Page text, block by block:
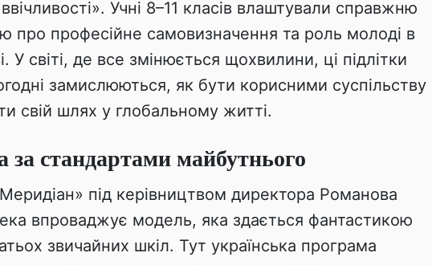
ввічливості». Учні 8–11 класів влаштували справжню
про професійне самовизначення та роль молоді в
У світі, де все змінюється щохвилини, ці підлітки
замислюються, як бути корисними суспільству
свій шлях у глобальному житті.
за стандартами майбутнього
під керівництвом директора Романова
впроваджує модель, яка здається фантастикою
звичайних шкіл. Тут українська програма